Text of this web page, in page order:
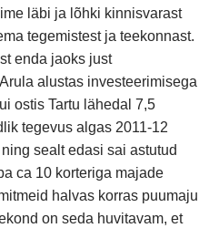
läbi ja lõhki kinnisvarast
tegemistest ja teekonnast.
enda jaoks just
alustas investeerimisega
ostis Tartu lähedal 7,5
tegevus algas 2011-12
sealt edasi sai astutud
ca 10 korteriga majade
halvas korras puumaju
on seda huvitavam, et